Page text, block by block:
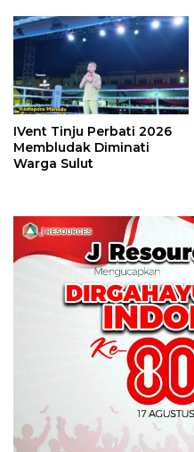
Perbati 2026
IVent Tinju Perbati 2026
Membludak Diminati
Warga Sulut